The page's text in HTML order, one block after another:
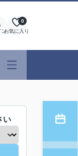
ンお気に入り
0
い